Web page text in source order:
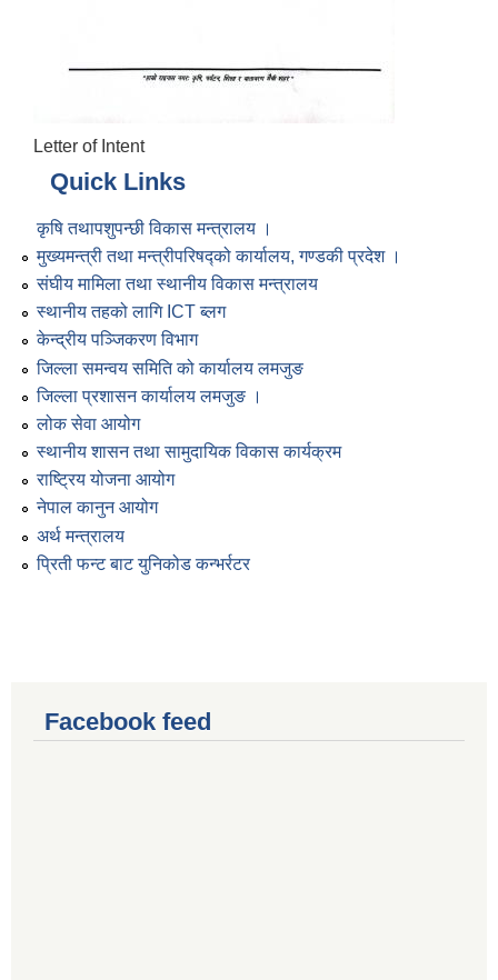
Letter of Intent
Quick Links
कृषि तथापशुपन्छी विकास मन्त्रालय ।
मुख्यमन्त्री तथा मन्त्रीपरिषद्को कार्यालय, गण्डकी प्रदेश ।
संघीय मामिला तथा स्थानीय विकास मन्त्रालय
स्थानीय तहको लागि ICT ब्लग
केन्द्रीय पञ्जिकरण विभाग
जिल्ला समन्वय समिति को कार्यालय लमजुङ
जिल्ला प्रशासन कार्यालय लमजुङ ।
लोक सेवा आयोग
स्थानीय शासन तथा सामुदायिक विकास कार्यक्रम
राष्ट्रिय योजना आयोग
नेपाल कानुन आयोग
अर्थ मन्त्रालय
प्रिती फन्ट बाट युनिकोड कन्भर्रटर
Facebook feed